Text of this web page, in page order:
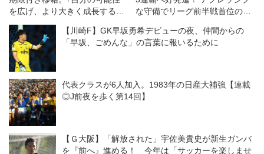
を広げ、より大きく成長するた
めに｣
な守備でリーグ前半戦首位の
ラシエカップ
【川崎F】GK早坂勇希デビューの夜、仲間からの
「早坂、ごめんな」の言葉に報いるために
代表クラスが6人加入。1983年の日産大補強【連載
◎J前夜を歩く第14回】
【Ｇ大阪】「解放された」宇佐美貴史が新生ガンバ
を『前へ』進める！ 今年は「サッカーを楽しませ